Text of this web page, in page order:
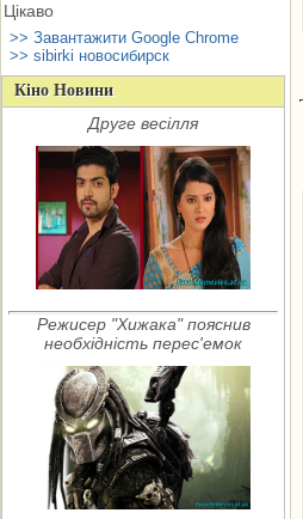
Цікаво
>> Завантажити Google Chrome
>> sibirki новосибирск
Кіно Новини
Друге весілля
Режисер "Хижака" пояснив
необхідність перес'емок